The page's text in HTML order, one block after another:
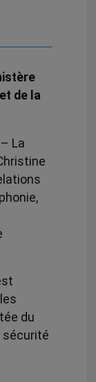
de la
La
du
sécurité